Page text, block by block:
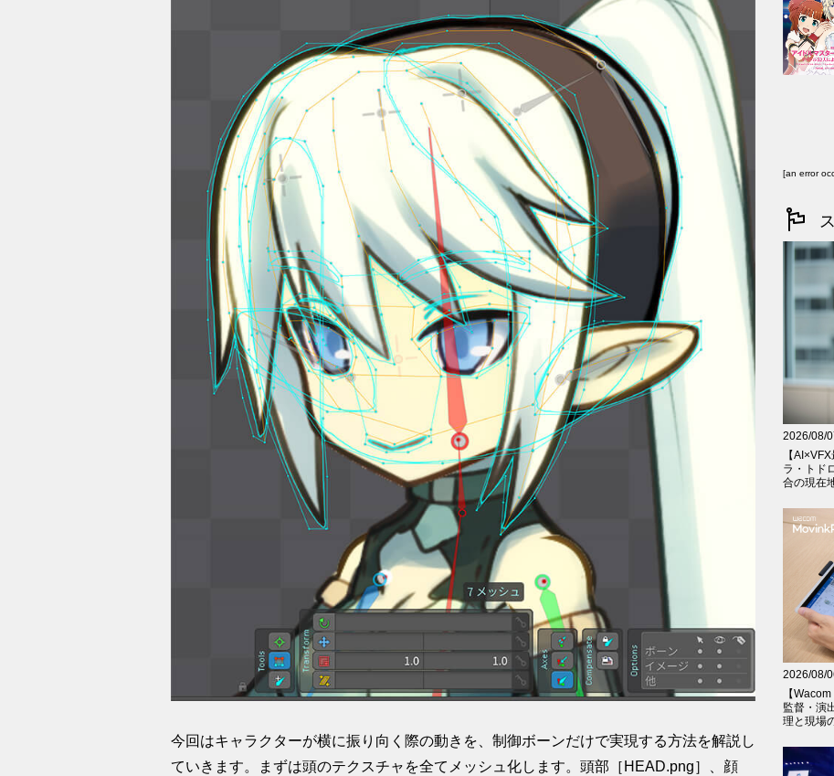
今回はキャラクターが横に振り向く際の動きを、制御ボーンだけで実現する方法を解説し
ていきます。まずは頭のテクスチャを全てメッシュ化します。頭部［HEAD.png］、顔
[an error
2026/08/
【
ラ・トド
合の現在
2026/08/
【
監督・演
理と現場